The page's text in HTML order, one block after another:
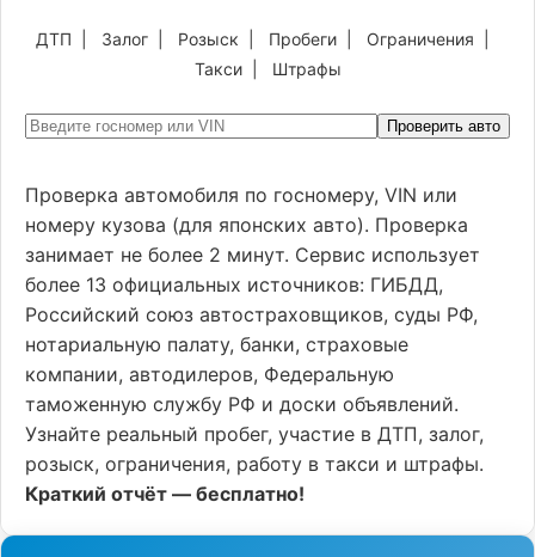
ДТП Залог Розыск Пробеги Ограничения
Такси| Штрафы
Проверить авто
Проверка автомобиля по госномеру, VIN или
номеру кузова (для японских авто). Проверка
занимает не более 2 минут. Сервис использует
более 13 официальных источников: ГИБДД,
Российский союз автостраховщиков, суды РФ,
нотариальную палату, банки, страховые
компании, автодилеров, Федеральную
таможенную службу РФ и доски объявлений.
Узнайте реальный пробег, участие в ДТП, залог,
розыск, ограничения, работу в такси и штрафы.
Краткий отчёт — бесплатно!